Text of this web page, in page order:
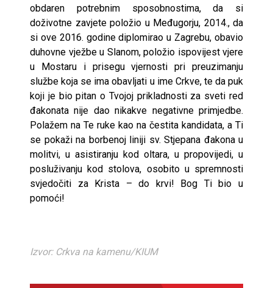
obdaren potrebnim sposobnostima, da si
doživotne zavjete položio u Međugorju, 2014., da
si ove 2016. godine diplomirao u Zagrebu, obavio
duhovne vježbe u Slanom, položio ispovijest vjere
u Mostaru i prisegu vjernosti pri preuzimanju
službe koja se ima obavljati u ime Crkve, te da puk
koji je bio pitan o Tvojoj prikladnosti za sveti red
đakonata nije dao nikakve negativne primjedbe.
Polažem na Te ruke kao na čestita kandidata, a Ti
se pokaži na borbenoj liniji sv. Stjepana đakona u
molitvi, u asistiranju kod oltara, u propovijedi, u
posluživanju kod stolova, osobito u spremnosti
svjedočiti za Krista – do krvi! Bog Ti bio u
pomoći!
Izvor: Crkva na kamenu/KIUM